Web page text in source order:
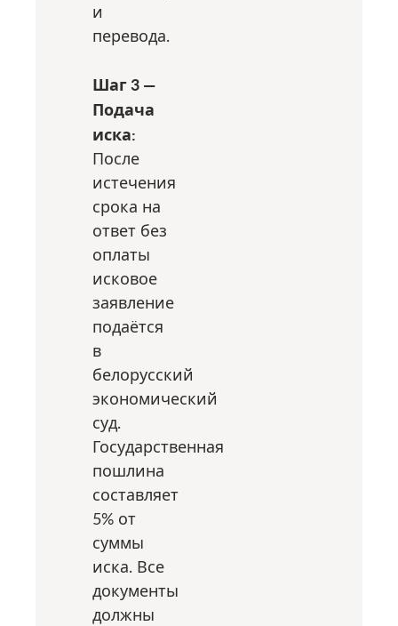
и
перевода.
Шаг 3 —
Подача
иска:
После
истечения
срока на
ответ без
оплаты
исковое
заявление
подаётся
в
белорусский
экономический
суд.
Государственная
пошлина
составляет
5% от
суммы
иска. Все
документы
должны